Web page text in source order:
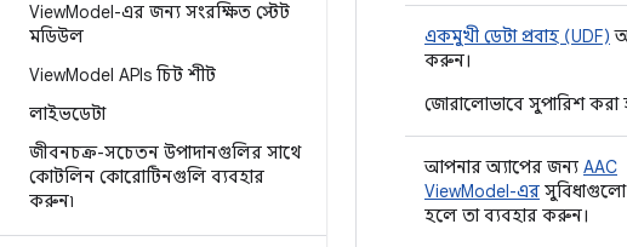
ViewModel-এর জন্য সংরক্ষিত স্টেট
মডিউল
ViewModel APIs চিট শীট
লাইভডেটা
জীবনচক্র-সচেতন উপাদানগুলির সাথে
কোটলিন কোরোটিনগুলি ব্যবহার
করুন৷
একমুখী ডেটা প্রবাহ (UDF)
করুন।
জোরালোভাবে সুপারিশ করা
আপনার অ্যাপের জন্য AAC
ViewModel-এর সুবিধাগুলো
হলে তা ব্যবহার করুন।